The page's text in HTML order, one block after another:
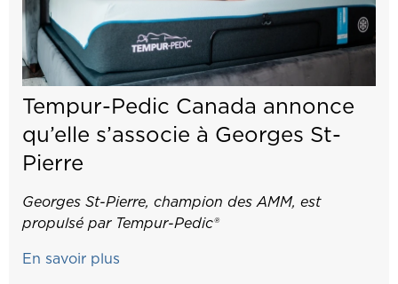
Tempur-Pedic Canada annonce
qu’elle s’associe à Georges St-
Pierre
Georges St-Pierre, champion des AMM, est
propulsé par Tempur-Pedic®
En savoir plus